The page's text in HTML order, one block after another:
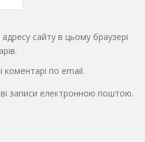
сайту в цьому браузері
коментарі по email.
записи електронною поштою.